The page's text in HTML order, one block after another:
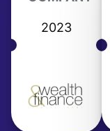
2023